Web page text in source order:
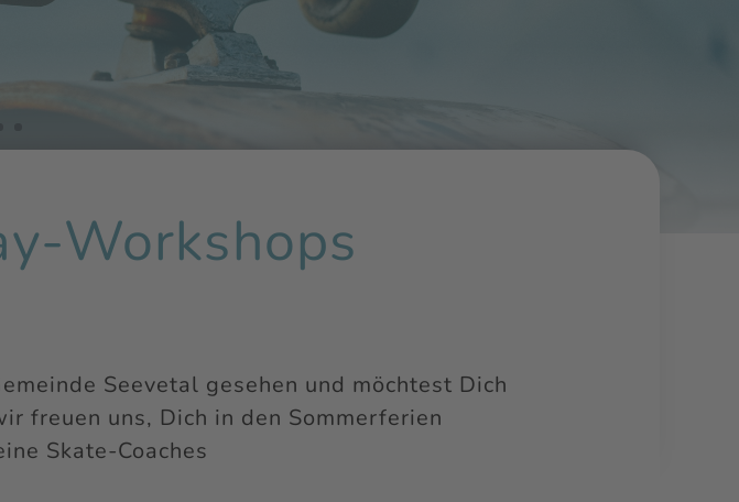
Workshops
Seevetal gesehen und möchtest Dich
freuen uns, Dich in den Sommerferien
Skate-Coaches